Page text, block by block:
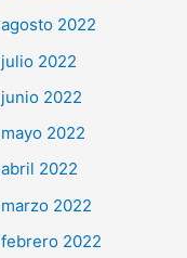
agosto 2022
julio 2022
junio 2022
mayo 2022
abril 2022
marzo 2022
febrero 2022